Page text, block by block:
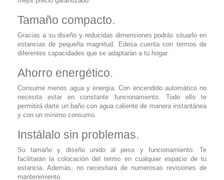
Tamaño compacto.
Gracias a su diseño y reducidas dimensiones podrás situarlo en
estancias de pequeña magnitud. Edesa cuenta con termos de
diferentes capacidades que se adaptarán a tu hogar.
Ahorro energético.
Consume menos agua y energía. Con encendido automático no
necesita estar en constante funcionamiento. Todo ello te
permitirá darte un baño con agua caliente de manera instantánea
y con un mínimo consumo.
Instálalo sin problemas.
Su tamaño y diseño unido al peso y funcionamiento. Te
facilitarán la colocación del termo en cualquier espacio de tu
estancia. Además, no necesitará de numerosas revisiones de
mantenimiento.